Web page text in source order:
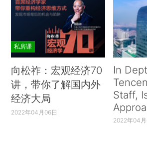
私房课
向松祚：宏观经济70
讲，带你了解国内外
经济大局
2022年04月06日
In
Staff,
2022年04月